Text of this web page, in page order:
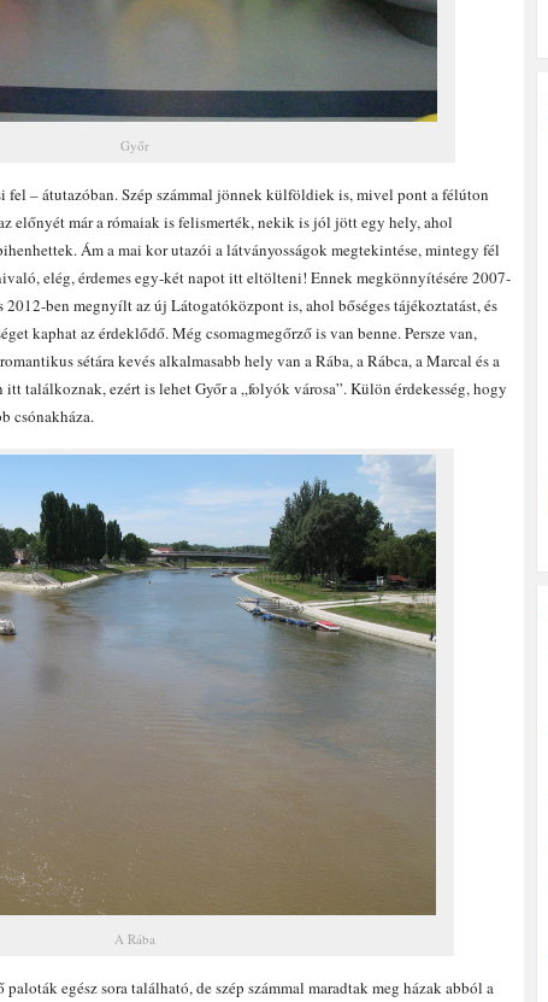
Győr
fel – átutazóban. Szép számmal jönnek külföldiek is, mivel pont a félúton
előnyét már a rómaiak is felismerték, nekik is jól jött egy hely, ahol
Ám a mai kor utazói a látványosságok megtekintése, mintegy fél
elég, érdemes egy-két napot itt eltölteni! Ennek megkönnyítésére 2007-
ben megnyílt az új Látogatóközpont is, ahol bőséges tájékoztatást, és
kaphat az érdeklődő. Még csomagmegőrző is van benne. Persze van,
sétára kevés alkalmasabb hely van a Rába, a Rábca, a Marcal és a
találkoznak, ezért is lehet Győr a „folyók városa”. Külön érdekesség, hogy
csónakháza.
A Rába
egész sora található, de szép számmal maradtak meg házak abból a